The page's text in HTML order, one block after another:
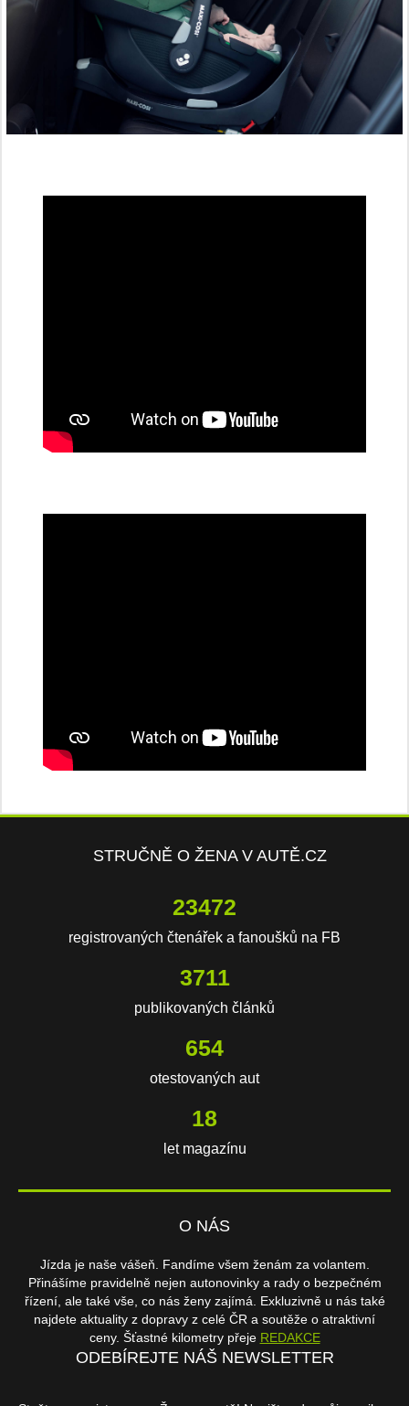
STRUČNĚ O ŽENA V AUTĚ.CZ
23472
registrovaných čtenářek a fanoušků na FB
3711
publikovaných článků
654
otestovaných aut
18
let magazínu
O NÁS
Jízda je naše vášeň. Fandíme všem ženám za volantem.
Přinášíme pravidelně nejen autonovinky a rady o bezpečném
řízení, ale také vše, co nás ženy zajímá. Exkluzivně u nás také
najdete aktuality z dopravy z celé ČR a soutěže o atraktivní
ceny. Šťastné kilometry přeje REDAKCE
ODEBÍREJTE NÁŠ NEWSLETTER